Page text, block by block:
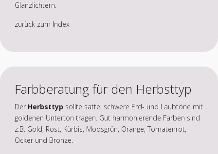
Glanzlichtern.
zurück zum Index
Farbberatung für den Herbsttyp
Der Herbsttyp sollte satte, schwere Erd- und Laubtöne mit
goldenen Unterton tragen. Gut harmonierende Farben sind
z.B. Gold, Rost, Kürbis, Moosgrün, Orange, Tomatenrot,
Ocker und Bronze.